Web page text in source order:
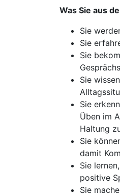
Was Sie aus
Sie
Sie
Sie
Sie
Sie
Üben im
Haltung
Sie
damit
Sie
positive
Sie